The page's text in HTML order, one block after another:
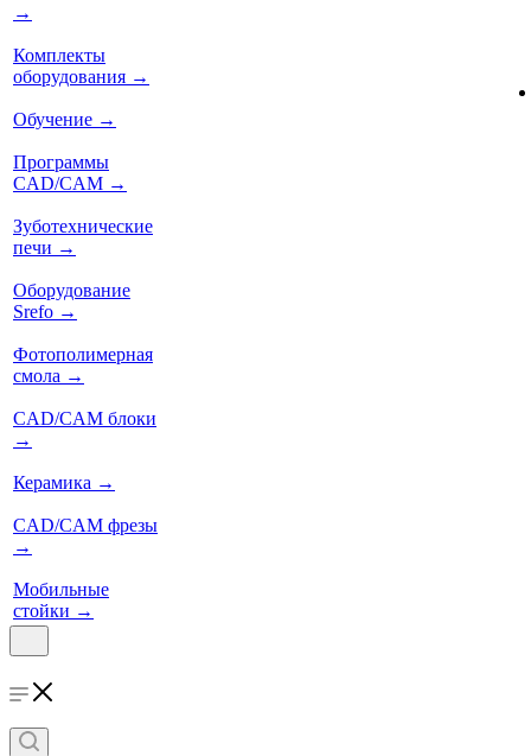
→
Комплекты
оборудования →
Обучение →
Программы
CAD/CAM →
Зуботехнические
печи →
Оборудование
Srefo →
Фотополимерная
смола →
CAD/CAM блоки
→
Керамика →
CAD/CAM фрезы
→
Мобильные
стойки →